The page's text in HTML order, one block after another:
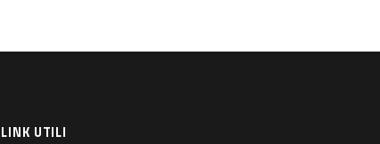
LINK UTILI